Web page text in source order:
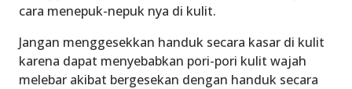
cara menepuk-nepuk nya di kulit.
Jangan menggesekkan handuk secara kasar di kulit
karena dapat menyebabkan pori-pori kulit wajah
melebar akibat bergesekan dengan handuk secara